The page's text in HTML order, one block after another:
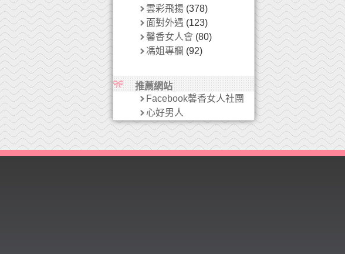
雲彩飛揚(378)
面對外遇 (123)
馨香女人會(80)
馮姐專欄 (92)
推薦網站
Facebook馨香女人社團
心好男人